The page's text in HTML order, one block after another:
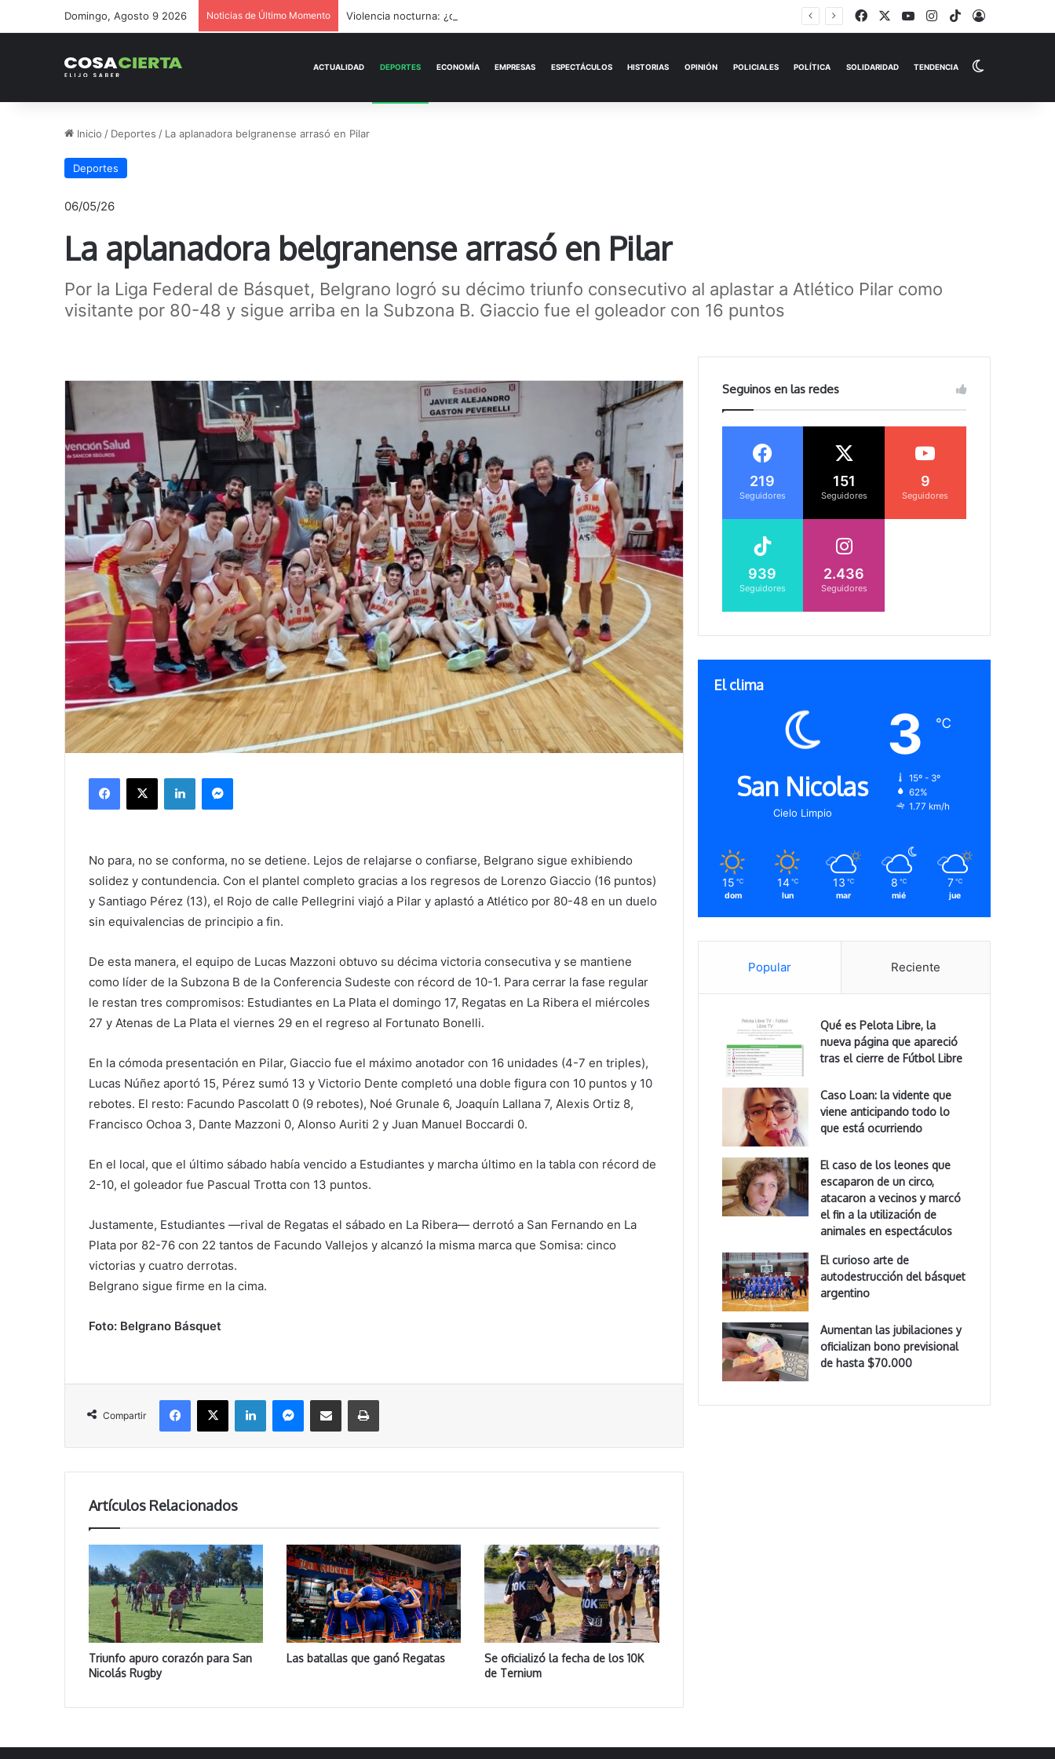
Domingo, Agosto 9 2026 Noticias de Último Momento Violencia nocturna: ¿quién escucha los reclamos nicoleños? FacebookYouTubeInstagram
TikTokIniciar
Inicio / Deportes / La aplanadora belgranense arrasó en Pilar
Deportes
06/05/26
La aplanadora belgranense arrasó en Pilar
Por la Liga Federal de Básquet, Belgrano logró su décimo triunfo consecutivo al aplastar a Atlético Pilar como
visitante por 80-48 y sigue arriba en la Subzona B. Giaccio fue el goleador con 16 puntos
X LinkedIn
No para, no se conforma, no se detiene. Lejos de relajarse o confiarse, Belgrano sigue exhibiendo
solidez y contundencia. Con el plantel completo gracias a los regresos de Lorenzo Giaccio (16 puntos)
y Santiago Pérez (13), el Rojo de calle Pellegrini viajó a Pilar y aplastó a Atlético por 80-48 en un duelo
sin equivalencias de principio a fin.
De esta manera, el equipo de Lucas Mazzoni obtuvo su décima victoria consecutiva y se mantiene
como líder de la Subzona B de la Conferencia Sudeste con récord de 10-1. Para cerrar la fase regular
le restan tres compromisos: Estudiantes en La Plata el domingo 17, Regatas en La Ribera el miércoles
27 y Atenas de La Plata el viernes 29 en el regreso al Fortunato Bonelli.
En la cómoda presentación en Pilar, Giaccio fue el máximo anotador con 16 unidades (4-7 en triples),
Lucas Núñez aportó 15, Pérez sumó 13 y Victorio Dente completó una doble figura con 10 puntos y 10
rebotes. El resto: Facundo Pascolatt 0 (9 rebotes), Noé Grunale 6, Joaquín Lallana 7, Alexis Ortiz 8,
Francisco Ochoa 3, Dante Mazzoni 0, Alonso Auriti 2 y Juan Manuel Boccardi 0.
En el local, que el último sábado había vencido a Estudiantes y marcha último en la tabla con récord de
2-10, el goleador fue Pascual Trotta con 13 puntos.
Justamente, Estudiantes —rival de Regatas el sábado en La Ribera— derrotó a San Fernando en La
Plata por 82-76 con 22 tantos de Facundo Vallejos y alcanzó la misma marca que Somisa: cinco
victorias y cuatro derrotas.
Belgrano sigue firme en la cima.
Foto: Belgrano Básquet
Compartir
X LinkedIn Compartir vía correo electrónico
Artículos Relacionados
Triunfo apuro corazón para San
Nicolás Rugby
Las batallas que ganó Regatas
Se oficializó la fecha de los 10K
de Ternium
Seguinos en las redes
219
Seguidores
151
Seguidores
9
Seguidores
939
Seguidores
2.436
Seguidores
El clima
San Nicolas
Cielo Limpio
3 ℃
15º - 3º
62%
1.77 km/h
15 ℃
dom
14 ℃
lun
13 ℃
mar
8 ℃
mié
7 ℃
jue
Popular Reciente
Qué es Pelota Libre, la
nueva página que apareció
tras el cierre de Fútbol Libre
Caso Loan: la vidente que
viene anticipando todo lo
que está ocurriendo
El caso de los leones que
escaparon de un circo,
atacaron a vecinos y marcó
el fin a la utilización de
animales en espectáculos
El curioso arte de
autodestrucción del básquet
argentino
Aumentan las jubilaciones y
oficializan bono previsional
de hasta $70.000